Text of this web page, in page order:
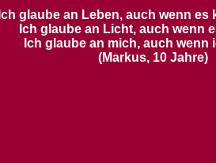
Ich glaube an Leben, auch wenn es
Ich glaube an Licht, auch wenn
Ich glaube an mich, auch wenn
(Markus, 10 Jahre)